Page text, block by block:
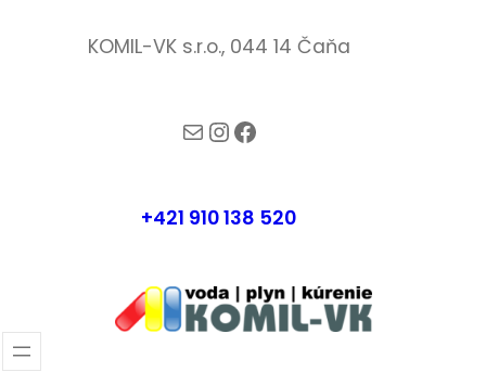
KOMIL-VK s.r.o., 044 14 Čaňa
komil-vk@komilvk.sk
Instagram
Facebook
+421 910 138 520